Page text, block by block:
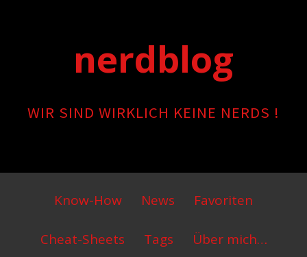
nerdblog
WIR SIND WIRKLICH KEINE NERDS !
Primary
Menu
Know-How News Favoriten
Cheat-Sheets Tags Über mich…